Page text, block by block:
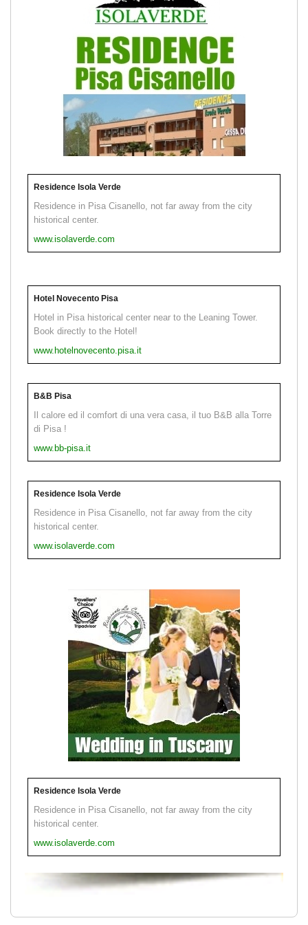
Residence Isola Verde
Residence in Pisa Cisanello, not far away from the city
historical center.
www.isolaverde.com
Hotel Novecento Pisa
Hotel in Pisa historical center near to the Leaning Tower.
Book directly to the Hotel!
www.hotelnovecento.pisa.it
B&B Pisa
Il calore ed il comfort di una vera casa, il tuo B&B alla Torre
di Pisa !
www.bb-pisa.it
Residence Isola Verde
Residence in Pisa Cisanello, not far away from the city
historical center.
www.isolaverde.com
Residence Isola Verde
Residence in Pisa Cisanello, not far away from the city
historical center.
www.isolaverde.com